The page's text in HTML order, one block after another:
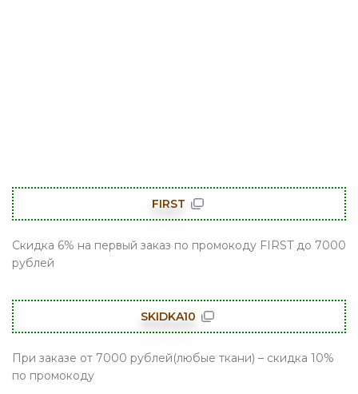
FIRST
Скидка 6% на первый заказ по промокоду FIRST до 7000
рублей
SKIDKA10
При заказе от 7000 рублей(любые ткани) – скидка 10%
по промокоду